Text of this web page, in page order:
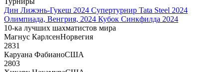
Дин Лижэнь-Гукеш 2024 Супертурнир Tata Steel 2024
Олимпиада, Венгрия, 2024 Кубок Синкфилда 2024
10-ка лучших шахматистов мира
Магнус КарлсенНорвегия
2831
Каруана ФабианоСША
2803